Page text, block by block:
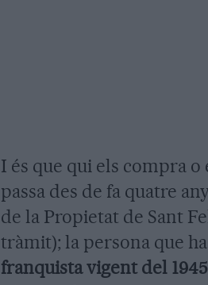
I és que qui els compra
passa des de fa quatre
de la Propietat de Sant
tràmit); la persona que
franquista vigent del 1945